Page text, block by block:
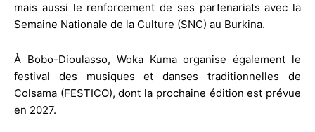
mais aussi le renforcement de ses partenariats avec la
Semaine Nationale de la Culture (SNC) au Burkina.
À Bobo-Dioulasso, Woka Kuma organise également le
festival des musiques et danses traditionnelles de
Colsama (FESTICO), dont la prochaine édition est prévue
en 2027.